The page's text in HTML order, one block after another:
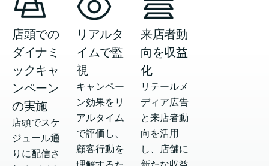
店頭での
ダイナミ
ックキャ
ンペーン
の実施
店頭でスケ
ジュール通
りに配信さ
リアルタ
イムで監
視
キャンペー
ン効果をリ
アルタイム
で評価し、
顧客行動を
来店者動
向を収益
化
リテールメ
ディア広告
と来店者動
向を活用
し、店舗に